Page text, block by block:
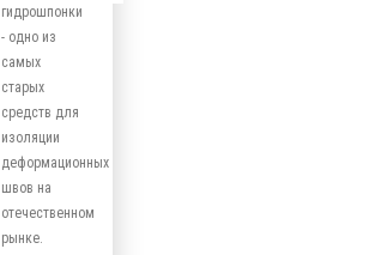
гидрошпонки
- одно из
самых
старых
средств для
изоляции
деформационных
швов на
отечественном
рынке.